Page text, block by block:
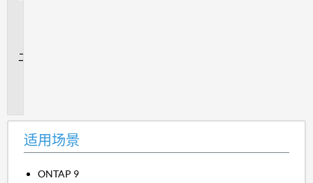
适用场景
ONTAP 9